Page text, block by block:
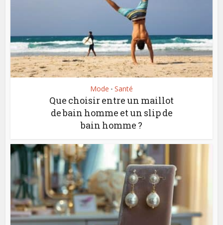
Mode • Santé
Que choisir entre un maillot
de bain homme et un slip de
bain homme ?